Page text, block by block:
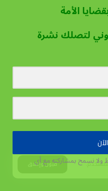
قبول وإغلاق
الأمة
لتصلك نشرة
نسمح بمشاركته مع أي